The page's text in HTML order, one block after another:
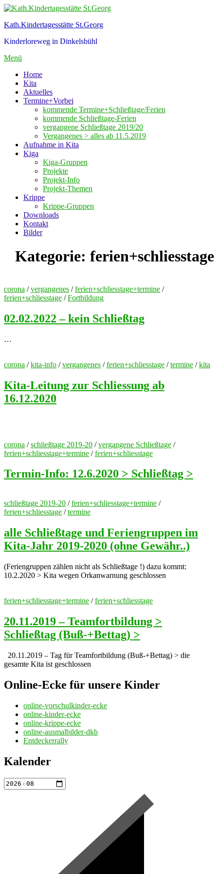
Zum
springen
Kath.Kindertagesstätte St.Georg
Kinderloreweg in Dinkelsbühl
Menü
Home
Kita
Aktuelles
Termine+Vorbei
kommende Termine+Schließtage/Ferien
kommende Schließtage-Ferien
vergangene Schließtage 2019/20
Vergangenes > alles ab 11.5.2019
Aufnahme in Kita
Kiga
Kiga-Gruppen
Projekte
Projekt-Info
Projekt-Themen
Krippe
Krippe-Gruppen
Downloads
Kontakt
Bilder
Kategorie: ferien+schliesstage
corona /vergangenes /ferien+schliesstage+termine /
ferien+schliesstage /Fortbildung
02.02.2022 – kein Schließtag
…
corona /kita-info /vergangenes /ferien+schliesstage /termine /kita
Kita-Leitung zur Schliessung ab
16.12.2020
corona /schließtage 2019-20 /vergangene Schließtage /
ferien+schliesstage+termine /ferien+schliesstage
Termin-Info: 12.6.2020 > Schließtag >
schließtage 2019-20 /ferien+schliesstage+termine /
ferien+schliesstage /termine
alle Schließtage und Feriengruppen im
Kita-Jahr 2019-2020 (ohne Gewähr..)
(Feriengruppen zählen nicht als Schließtage !) dazu kommt:
10.2.2020 > Kita wegen Orkanwarnung geschlossen
ferien+schliesstage+termine /ferien+schliesstage
20.11.2019 – Teamfortbildung >
Schließtag (Buß-+Bettag) >
20.11.2019 – Tag für Teamfortbildung (Buß-+Bettag) > die
gesamte Kita ist geschlossen
Online-Ecke für unsere Kinder
online-vorschulkinder-ecke
online-kinder-ecke
online-krippe-ecke
online-ausmalbilder-dkb
Entdeckerrally
Kalender